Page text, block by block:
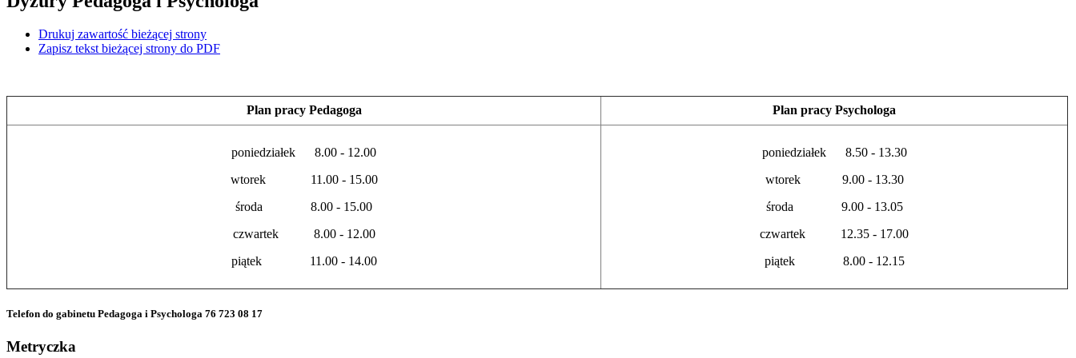
Drukuj zawartość bieżącej strony
Zapisz tekst bieżącej strony do PDF
Plan pracy Pedagoga Plan pracy Psychologa
poniedziałek 8.00 - 12.00
wtorek 11.00 - 15.00
środa 8.00 - 15.00
czwartek 8.00 - 12.00
piątek 11.00 - 14.00
poniedziałek 8.50 - 13.30
wtorek 9.00 - 13.30
środa 9.00 - 13.05
czwartek 12.35 - 17.00
piątek 8.00 - 12.15
Telefon do gabinetu Pedagoga i Psychologa 76 723 08 17
Metryczka